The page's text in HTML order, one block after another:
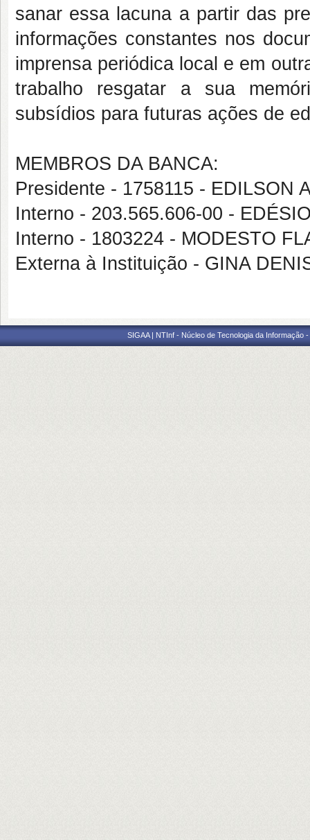
sanar essa lacuna a partir das
informações constantes nos
imprensa periódica local e em
trabalho resgatar a sua
subsídios para futuras ações de
MEMBROS DA BANCA:
Presidente - 1758115 - EDILSON
Interno - 203.565.606-00 -
Interno - 1803224 - MODESTO
Externa à Instituição - GINA
SIGAA | NTInf - Núcleo de Tecnologia da